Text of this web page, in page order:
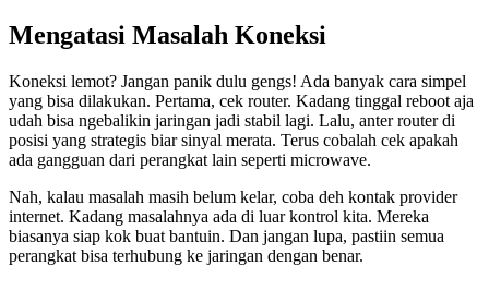
Mengatasi Masalah Koneksi
Koneksi lemot? Jangan panik dulu gengs! Ada banyak cara simpel
yang bisa dilakukan. Pertama, cek router. Kadang tinggal reboot aja
udah bisa ngebalikin jaringan jadi stabil lagi. Lalu, anter router di
posisi yang strategis biar sinyal merata. Terus cobalah cek apakah
ada gangguan dari perangkat lain seperti microwave.
Nah, kalau masalah masih belum kelar, coba deh kontak provider
internet. Kadang masalahnya ada di luar kontrol kita. Mereka
biasanya siap kok buat bantuin. Dan jangan lupa, pastiin semua
perangkat bisa terhubung ke jaringan dengan benar.